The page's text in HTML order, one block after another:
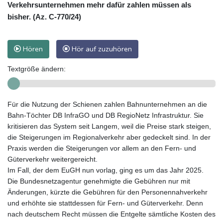
Verkehrsunternehmen mehr dafür zahlen müssen als
bisher. (Az. C-770/24)
Hören Hör auf zuzuhören
Textgröße ändern:
Für die Nutzung der Schienen zahlen Bahnunternehmen an die
Bahn-Töchter DB InfraGO und DB RegioNetz Infrastruktur. Sie
kritisieren das System seit Langem, weil die Preise stark steigen,
die Steigerungen im Regionalverkehr aber gedeckelt sind. In der
Praxis werden die Steigerungen vor allem an den Fern- und
Güterverkehr weitergereicht.
Im Fall, der dem EuGH nun vorlag, ging es um das Jahr 2025.
Die Bundesnetzagentur genehmigte die Gebühren nur mit
Änderungen, kürzte die Gebühren für den Personennahverkehr
und erhöhte sie stattdessen für Fern- und Güterverkehr. Denn
nach deutschem Recht müssen die Entgelte sämtliche Kosten des